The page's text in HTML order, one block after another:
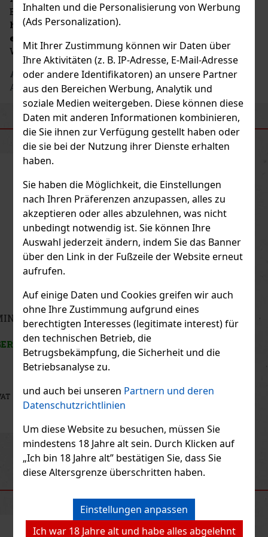
Inhalten und die Personalisierung von Werbung
(Ads Personalization).
Mit Ihrer Zustimmung können wir Daten über
Ihre Aktivitäten (z. B. IP-Adresse, E-Mail-Adresse
oder andere Identifikatoren) an unsere Partner
aus den Bereichen Werbung, Analytik und
soziale Medien weitergeben. Diese können diese
Daten mit anderen Informationen kombinieren,
die Sie ihnen zur Verfügung gestellt haben oder
die sie bei der Nutzung ihrer Dienste erhalten
haben.
Sie haben die Möglichkeit, die Einstellungen
nach Ihren Präferenzen anzupassen, alles zu
akzeptieren oder alles abzulehnen, was nicht
unbedingt notwendig ist. Sie können Ihre
Auswahl jederzeit ändern, indem Sie das Banner
über den Link in der Fußzeile der Website erneut
aufrufen.
Auf einige Daten und Cookies greifen wir auch
ohne Ihre Zustimmung aufgrund eines
berechtigten Interesses (legitimate interest) für
den technischen Betrieb, die
Betrugsbekämpfung, die Sicherheit und die
Betriebsanalyse zu.
und auch bei unseren Partnern und deren
Datenschutzrichtlinien
Um diese Website zu besuchen, müssen Sie
mindestens 18 Jahre alt sein. Durch Klicken auf
„Ich bin 18 Jahre alt” bestätigen Sie, dass Sie
diese Altersgrenze überschritten haben.
Einstellungen anpassen
Ich war 18 Jahre alt und habe alles abgelehnt
Editionen und Marken spezialisiert, die
handwerkliche Verarbeitung, lange Reifung und
einen ausgeprägten Stil
Whisky oder anderen Premium-Spirituosen.
Adresse des Herstellers: AL Capone Premium Rum
Austria Christian Löschnigg, AT
ÄHNLICHE PRODUKTE
Nativo Autentico Salvaje 0,7 l 40% Tube
AUF LAGER(> 5 st)
27.27 € ohne VAT
PreviousNext
Rabatt: 13%